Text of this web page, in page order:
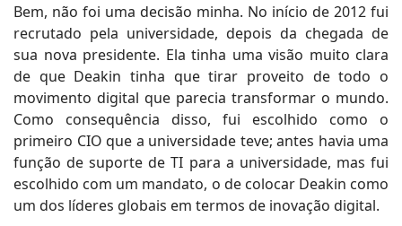
Bem, não foi uma decisão minha. No início de 2012 fui
recrutado pela universidade, depois da chegada de
sua nova presidente. Ela tinha uma visão muito clara
de que Deakin tinha que tirar proveito de todo o
movimento digital que parecia transformar o mundo.
Como consequência disso, fui escolhido como o
primeiro CIO que a universidade teve; antes havia uma
função de suporte de TI para a universidade, mas fui
escolhido com um mandato, o de colocar Deakin como
um dos líderes globais em termos de inovação digital.